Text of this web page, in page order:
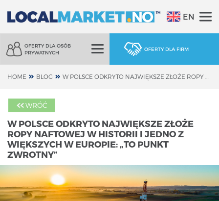
EN
OFERTY DLA OSÓB
PRYWATNYCH
OFERTY DLA FIRM
HOME BLOG
WRÓĆ
W POLSCE ODKRYTO NAJWIĘKSZE ZŁOŻE
ROPY NAFTOWEJ W HISTORII I JEDNO Z
WIĘKSZYCH W EUROPIE: „TO PUNKT
ZWROTNY”